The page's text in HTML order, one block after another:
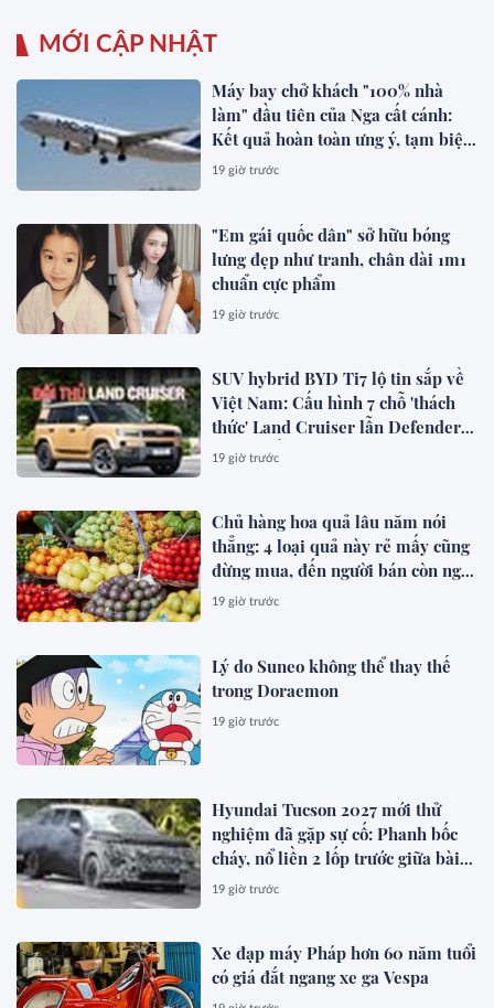
MỚI CẬP NHẬT
Máy bay chở khách "100% nhà
làm" đầu tiên của Nga cất cánh:
Kết quả hoàn toàn ưng ý, tạm biệt
Boeing, Airbus?
19 giờ trước
"Em gái quốc dân" sở hữu bóng
lưng đẹp như tranh, chân dài 1m1
chuẩn cực phẩm
19 giờ trước
SUV hybrid BYD Ti7 lộ tin sắp về
Việt Nam: Cấu hình 7 chỗ 'thách
thức' Land Cruiser lẫn Defender,
chạy thuần điện hơn 150 km, dự
19 giờ trước
Chủ hàng hoa quả lâu năm nói
thẳng: 4 loại quả này rẻ mấy cũng
đừng mua, đến người bán còn ngại
ăn
19 giờ trước
Lý do Suneo không thể thay thế
trong Doraemon
19 giờ trước
Hyundai Tucson 2027 mới thử
nghiệm đã gặp sự cố: Phanh bốc
cháy, nổ liền 2 lốp trước giữa bài
test khắc nghiệt
19 giờ trước
Xe đạp máy Pháp hơn 60 năm tuổi
có giá đắt ngang xe ga Vespa